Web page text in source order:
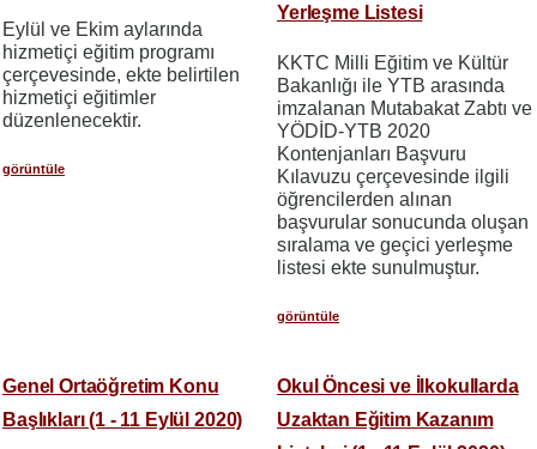
Eylül ve Ekim aylarında
hizmetiçi eğitim programı
çerçevesinde, ekte belirtilen
hizmetiçi eğitimler
düzenlenecektir.
görüntüle
Yerleşme Listesi
KKTC Milli Eğitim ve Kültür
Bakanlığı ile YTB arasında
imzalanan Mutabakat Zabtı ve
YÖDİD-YTB 2020
Kontenjanları Başvuru
Kılavuzu çerçevesinde ilgili
öğrencilerden alınan
başvurular sonucunda oluşan
sıralama ve geçici yerleşme
listesi ekte sunulmuştur.
görüntüle
Genel Ortaöğretim Konu
Başlıkları (1 - 11 Eylül 2020)
Okul Öncesi ve İlkokullarda
Uzaktan Eğitim Kazanım